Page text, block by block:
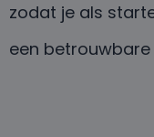
zodat je als
een